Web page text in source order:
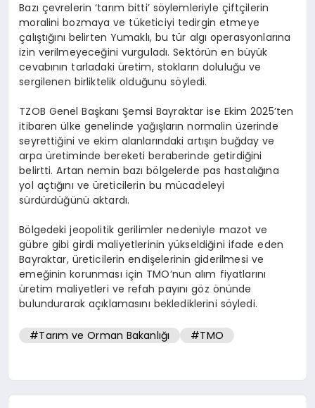
Bazı çevrelerin ‘tarım bitti’ söylemleriyle çiftçilerin
moralini bozmaya ve tüketiciyi tedirgin etmeye
çalıştığını belirten Yumaklı, bu tür algı operasyonlarına
izin verilmeyeceğini vurguladı. Sektörün en büyük
cevabının tarladaki üretim, stokların doluluğu ve
sergilenen birliktelik olduğunu söyledi.
TZOB Genel Başkanı Şemsi Bayraktar ise Ekim 2025’ten
itibaren ülke genelinde yağışların normalin üzerinde
seyrettiğini ve ekim alanlarındaki artışın buğday ve
arpa üretiminde bereketi beraberinde getirdiğini
belirtti. Artan nemin bazı bölgelerde pas hastalığına
yol açtığını ve üreticilerin bu mücadeleyi
sürdürdüğünü aktardı.
Bölgedeki jeopolitik gerilimler nedeniyle mazot ve
gübre gibi girdi maliyetlerinin yükseldiğini ifade eden
Bayraktar, üreticilerin endişelerinin giderilmesi ve
emeğinin korunması için TMO’nun alım fiyatlarını
üretim maliyetleri ve refah payını göz önünde
bulundurarak açıklamasını beklediklerini söyledi.
#Tarım ve Orman Bakanlığı #TMO